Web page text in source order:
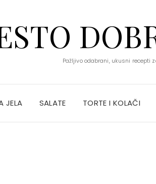
Pažljivo odabrani, ukusni recepti
JELA SALATE TORTE I KOLAČI